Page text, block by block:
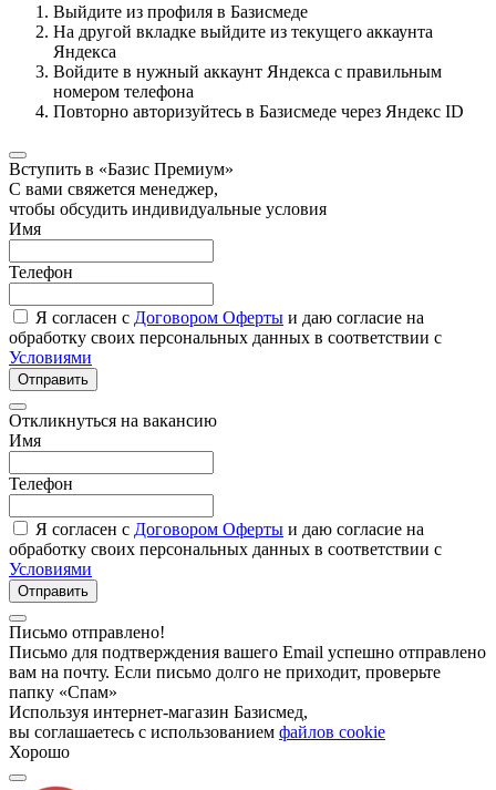
Выйдите из профиля в Базисмеде
На другой вкладке выйдите из текущего аккаунта
Яндекса
Войдите в нужный аккаунт Яндекса с правильным
номером телефона
Повторно авторизуйтесь в Базисмеде через Яндекс ID
Вступить в «Базис Премиум»
С вами свяжется менеджер,
чтобы обсудить индивидуальные условия
Имя
Телефон
Я согласен с Договором Оферты и даю согласие на
обработку своих персональных данных в соответствии с
Условиями
Отправить
Откликнуться на вакансию
Имя
Телефон
Я согласен с Договором Оферты и даю согласие на
обработку своих персональных данных в соответствии с
Условиями
Отправить
Письмо отправлено!
Письмо для подтверждения вашего Email успешно отправлено
вам на почту. Если письмо долго не приходит, проверьте
папку «Спам»
Используя интернет-магазин Базисмед,
вы соглашаетесь с использованием файлов cookie
Хорошо